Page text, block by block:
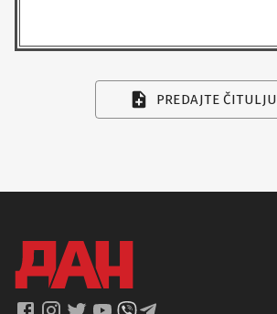
PREDAJTE ČITULJU